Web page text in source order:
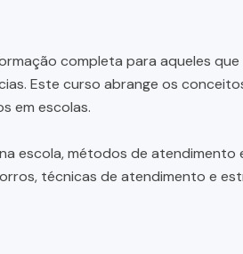
completa para aqueles
Este curso abrange os
em escolas.
escola, métodos de
técnicas de atendimento e